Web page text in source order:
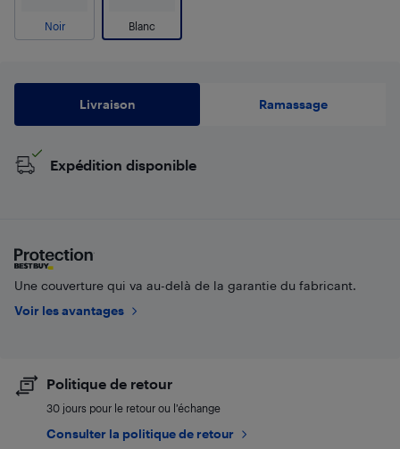
Noir Blanc
Livraison Ramassage
Expédition disponible
Une couverture qui va au-delà de la garantie du fabricant.
Voir les avantages
Politique de retour
30 jours pour le retour ou l’échange
Consulter la politique de retour